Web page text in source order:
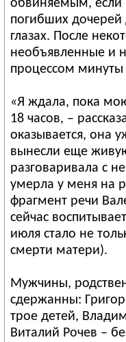
обвиняемым, если
погибших дочерей
глазах. После
необъявленные и
процессом
«Я ждала, пока
18 часов, –
оказывается, она
вынесли еще
разговаривала с
умерла у меня на
фрагмент речи
сейчас
июля стало не
смерти матери).
Мужчины,
сдержанны:
трое детей,
Виталий Рочев –